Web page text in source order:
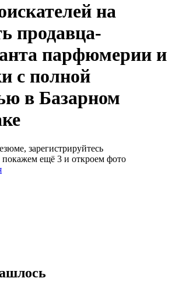
на
продавца-
парфюмерии и
с полной
в Базарном
зарегистрируйтесь
покажем ещё 3 и откроем фото